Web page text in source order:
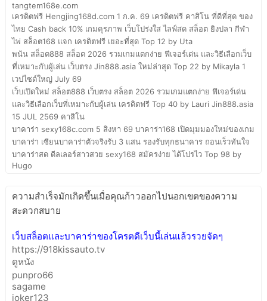
tangtem168e.com
เครดิตฟรี Hengjing168d.com 1 ก.ค. 69 เครดิตฟรี คาสิโน ที่ดีที่สุด ของ
ไทย Cash back 10% เกมคุรภาพ เว็บโปร่งใส ไลฟ์สด สล็อต ยิงปลา กีฬา
ไพ่ สล็อต168 แจก เครดิตฟรี เยอะที่สุด Top 12 by Uta
พนัน สล็อต888 สล็อต 2026 รวมเกมแตกง่าย ฟีเจอร์เด่น และวิธีเลือกเว็บ
ที่เหมาะกับผู้เล่น เว็บตรง Jin888.asia ใหม่ล่าสุด Top 22 by Mikayla 1
เวปไซต์ใหญ่ July 69
เว็บเปิดใหม่ สล็อต888 เว็บตรง สล็อต 2026 รวมเกมแตกง่าย ฟีเจอร์เด่น
และวิธีเลือกเว็บที่เหมาะกับผู้เล่น เครดิตฟรี Top 40 by Lauri Jin888.asia
15 JUL 2569 คาสิโน
บาคาร่า sexy168c.com 5 สิงหา 69 บาคาร่า168 เปิดมุมมองใหม่ของเกม
บาคาร่า เซียนบาคาร่าตัวจริงรับ 3 แสน รองรับทุกธนาคาร ถอนเร็วทันใจ
บาคาร่าสด ดีลเลอร์สาวสวย sexy168 สมัครง่าย ได้โปรไว Top 98 by
Hugo
ความสำเร็จมักเกิดขึ้นเมื่อคุณก้าวออกไปนอกเขตของความ
สะดวกสบาย
เว็บสล็อตและบาคาร่าของโครตดีเว็บนี้เล่นแล้วรวยจัดๆ
https://918kissauto.tv
ดูหนัง
punpro66
sagame
joker123